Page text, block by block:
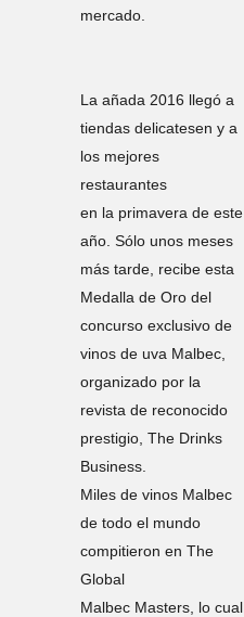
mercado.
La añada 2016 llegó a
tiendas delicatesen y a
los mejores
restaurantes
en la primavera de este
año. Sólo unos meses
más tarde, recibe esta
Medalla de Oro del
concurso exclusivo de
vinos de uva Malbec,
organizado por la
revista de reconocido
prestigio, The Drinks
Business.
Miles de vinos Malbec
de todo el mundo
compitieron en The
Global
Malbec Masters, lo cual